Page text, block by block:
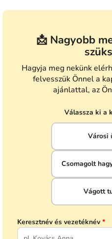
📩 Nagyobb
Hagyja meg nekünk
felvesszük Önnel a
ajánlattal, az
Válassza ki a
Városi
Csomagolt
Vágott
Keresztnév és vezetéknév *